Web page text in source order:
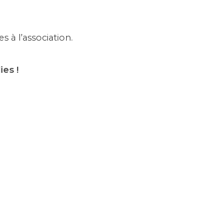
à l’association.
!